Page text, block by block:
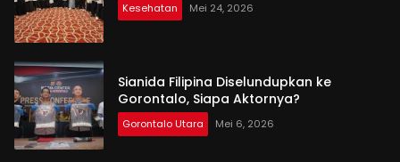
Kesehatan Mei 24, 2026
Sianida Filipina Diselundupkan ke
Gorontalo, Siapa Aktornya?
Gorontalo Utara Mei 6, 2026